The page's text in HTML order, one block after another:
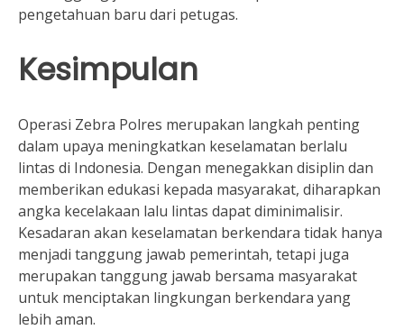
pengetahuan baru dari petugas.
Kesimpulan
Operasi Zebra Polres merupakan langkah penting
dalam upaya meningkatkan keselamatan berlalu
lintas di Indonesia. Dengan menegakkan disiplin dan
memberikan edukasi kepada masyarakat, diharapkan
angka kecelakaan lalu lintas dapat diminimalisir.
Kesadaran akan keselamatan berkendara tidak hanya
menjadi tanggung jawab pemerintah, tetapi juga
merupakan tanggung jawab bersama masyarakat
untuk menciptakan lingkungan berkendara yang
lebih aman.